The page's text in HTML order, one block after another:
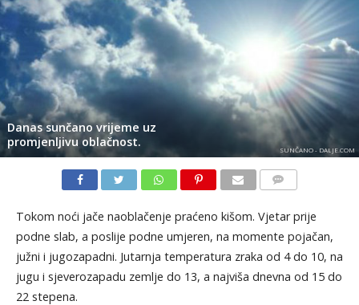
Danas sunčano vrijeme uz
promjenljivu oblačnost.
SUNČANO - DALJE.COM
Tokom noći jače naoblačenje praćeno kišom. Vjetar prije
podne slab, a poslije podne umjeren, na momente pojačan,
južni i jugozapadni. Jutarnja temperatura zraka od 4 do 10, na
jugu i sjeverozapadu zemlje do 13, a najviša dnevna od 15 do
22 stepena.